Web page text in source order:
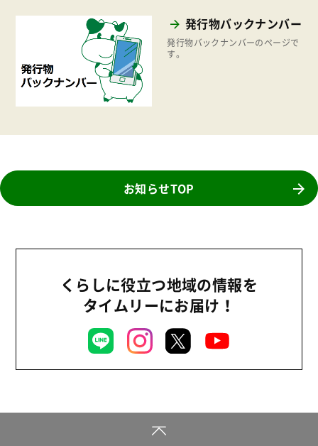
ぱる★キッズ
パルシステムでんき
広報
復興支援
機関運営
陽だまり
2015年
2011年
発行物バックナンバー
発行物バックナンバーのページで
す。
お知らせTOP
くらしに役立つ地域の情報を
タイムリーにお届け！